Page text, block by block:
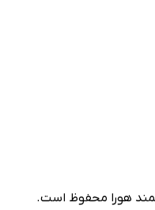
محفوظ است.